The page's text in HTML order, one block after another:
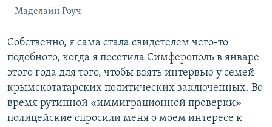
Маделайн Роуч
Собственно, я сама стала свидетелем чего-то
подобного, когда я посетила Симферополь в январе
этого года для того, чтобы взять интервью у семей
крымскотатарских политических заключенных. Во
время рутинной «иммиграционной проверки»
полицейские спросили меня о моем интересе к